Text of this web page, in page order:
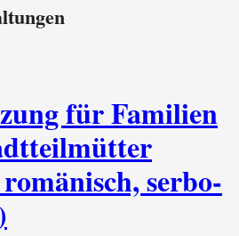
für Familien
serbo-